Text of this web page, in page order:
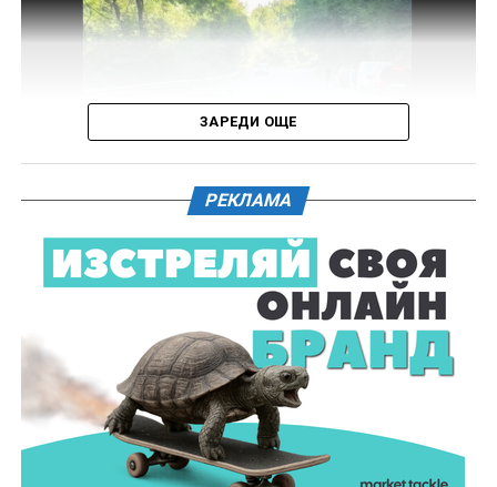
Във връзка с изясняване на този въпрос предстои
назначаване на химическа експертиза на иззети в
Действията по разследването продължават под
ръководството на Окръжна прокуратура – Габрово.
61-годишен мъж от севлиевското село Шумата
загуби живота след като катастрофира с мотор.
Тежкият инцидент е станал в събота, 1 август, около
10.00 часа в прохода Шипка. По данни на полицията
мотористът е самокатастрофирал.
На място незабавно е бил изпратен полицейски
екип, който установил самоличността на водача. Той
е бил транспортиран в габровската болница, където
по-късно починал.
ЗАРЕДИ ОЩЕ
РЕКЛАМА